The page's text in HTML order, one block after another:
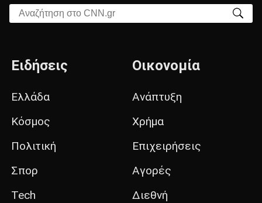
Αναζήτηση στο CNN.gr
Ειδήσεις
Ελλάδα
Κόσμος
Πολιτική
Σπορ
Tech
Οικονομία
Ανάπτυξη
Χρήμα
Επιχειρήσεις
Αγορές
Διεθνή